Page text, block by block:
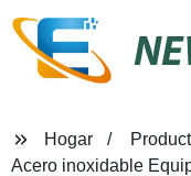
Hogar
Acero inoxidable